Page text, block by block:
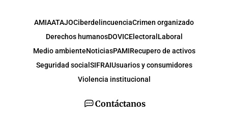
Contáctanos
AMIAATAJOCiberdelincuenciaCrimen organizado
Derechos humanosDOVICElectoral Laboral
Medio ambienteNoticiasPAMIRecupero de activos
Seguridad social SIFRAIUsuarios y consumidores
Violencia institucional